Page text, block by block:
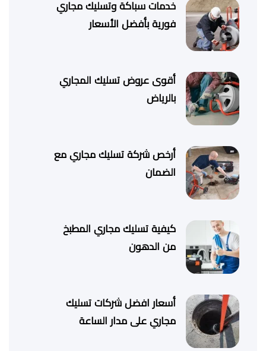
خدمات سباكة وتسليك مجاري
فورية بأفضل الأسعار
أقوى عروض تسليك المجاري
بالرياض
أرخص شركة تسليك مجاري مع
الضمان
كيفية تسليك مجاري المطبخ
من الدهون
أسعار افضل شركات تسليك
مجاري على مدار الساعة